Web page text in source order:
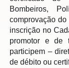
Bombeiros,
comprovação
inscrição no
promotor e de
participem –
de débito ou